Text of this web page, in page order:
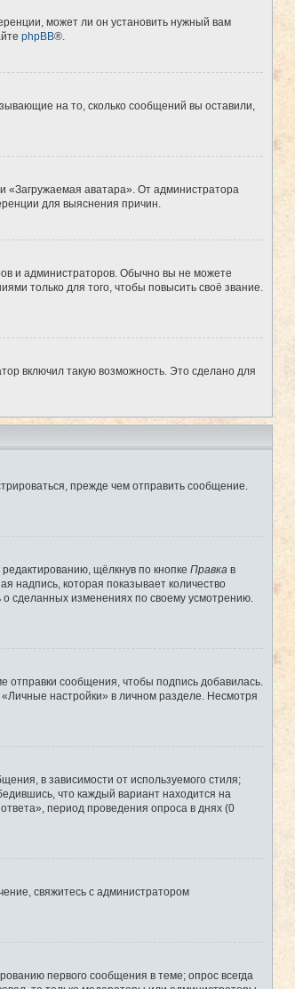
может ли он установить нужный вам
phpBB®.
на то, сколько сообщений вы оставили,
«Загружаемая аватара». От администратора
для выяснения причин.
и администраторов. Обычно вы не можете
только для того, чтобы повысить своё звание.
включил такую возможность. Это сделано для
прежде чем отправить сообщение.
щёлкнув по кнопке Правка в
надпись, которая показывает количество
сделанных изменениях по своему усмотрению.
отправки сообщения, чтобы подпись добавилась.
настройки» в личном разделе. Несмотря
в зависимости от используемого стиля;
что каждый вариант находится на
период проведения опроса в днях (0
свяжитесь с администратором
первого сообщения в теме; опрос всегда